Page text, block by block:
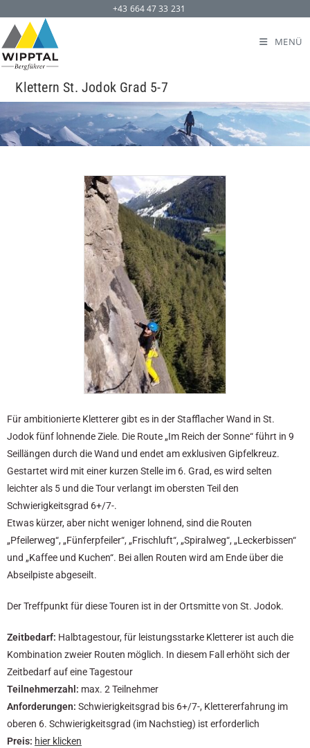
+43 664 47 33 231
MENÜ
Klettern St. Jodok Grad 5-7
Für ambitionierte Kletterer gibt es in der Stafflacher Wand in St.
Jodok fünf lohnende Ziele. Die Route „Im Reich der Sonne“ führt in 9
Seillängen durch die Wand und endet am exklusiven Gipfelkreuz.
Gestartet wird mit einer kurzen Stelle im 6. Grad, es wird selten
leichter als 5 und die Tour verlangt im obersten Teil den
Schwierigkeitsgrad 6+/7-.
Etwas kürzer, aber nicht weniger lohnend, sind die Routen
„Pfeilerweg“, „Fünferpfeiler“, „Frischluft“, „Spiralweg“, „Leckerbissen“
und „Kaffee und Kuchen“. Bei allen Routen wird am Ende über die
Abseilpiste abgeseilt.
Der Treffpunkt für diese Touren ist in der Ortsmitte von St. Jodok.
Zeitbedarf: Halbtagestour, für leistungsstarke Kletterer ist auch die
Kombination zweier Routen möglich. In diesem Fall erhöht sich der
Zeitbedarf auf eine Tagestour
Teilnehmerzahl: max. 2 Teilnehmer
Anforderungen: Schwierigkeitsgrad bis 6+/7-, Klettererfahrung im
oberen 6. Schwierigkeitsgrad (im Nachstieg) ist erforderlich
Preis: hier klicken